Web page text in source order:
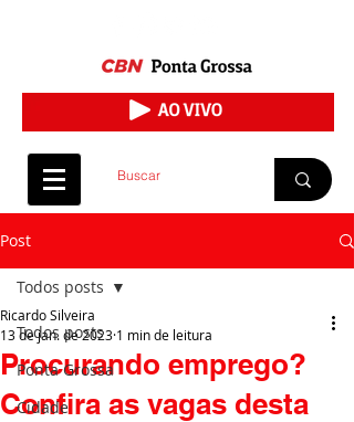
Post
Todos posts
Ponta Grossa
Cidade
Todos posts
Procurando emprego?
Confira as vagas desta
Ricardo Silveira
13 de jan. de 2023 1 min de leitura